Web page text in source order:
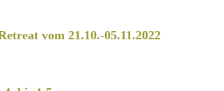
vom 21.10.-05.11.2022